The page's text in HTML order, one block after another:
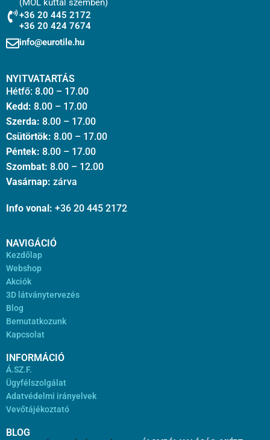
(MOL kúttal szemben)
+36 20 445 2172
+36 20 424 7674
info@eurotile.hu
NYITVATARTÁS
Hétfő: 8.00 – 17.00
Kedd: 8.00 – 17.00
Szerda: 8.00 – 17.00
Csütörtök: 8.00 – 17.00
Péntek: 8.00 – 17.00
Szombat: 8.00 – 12.00
Vasárnap: zárva
Info vonal: +36 20 445 2172
NAVIGÁCIÓ
Kezdőlap
Webshop
Akciók
3D látványtervezés
Blog
Bemutatkozunk
Kapcsolat
INFORMÁCIÓ
Á.SZ.F.
Ügyfélszolgálat
Adatvédelmi irányelvek
Vevőtájékoztató
BLOG